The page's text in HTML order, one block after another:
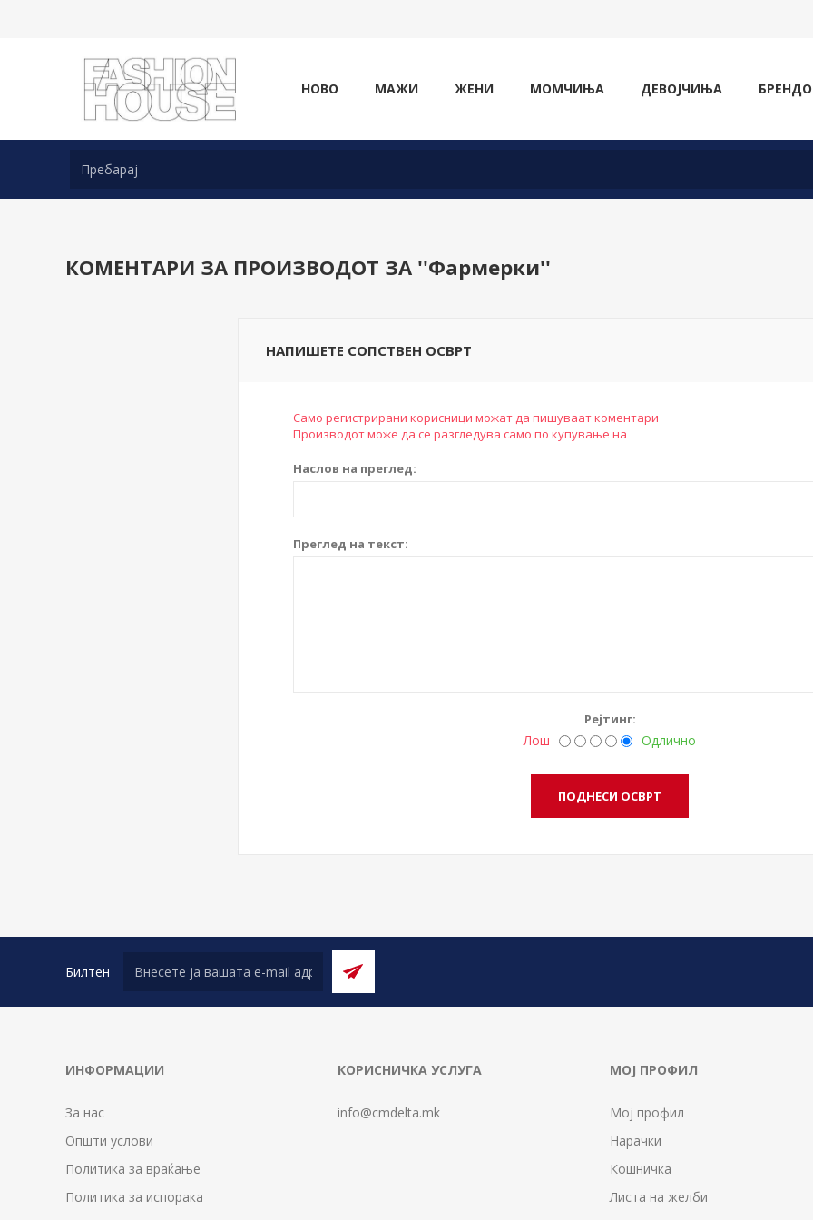
НОВО МАЖИ ЖЕНИ МОМЧИЊА ДЕВОЈЧИЊА
КОМЕНТАРИ ЗА ПРОИЗВОДОТ ЗА Фармерки
НАПИШЕТЕ СОПСТВЕН ОСВРТ
Само регистрирани корисници можат да пишуваат коментари
Производот може да се разгледува само по купување на
Наслов на преглед:
Преглед на текст:
Рејтинг:
Лош Одлично
Билтен
ИНФОРМАЦИИ
За нас
Општи услови
Политика за враќање
Политика за испорака
КОРИСНИЧКА УСЛУГА
info@cmdelta.mk
МОЈ ПРОФИЛ
Мој профил
Нарачки
Кошничка
Листа на желби